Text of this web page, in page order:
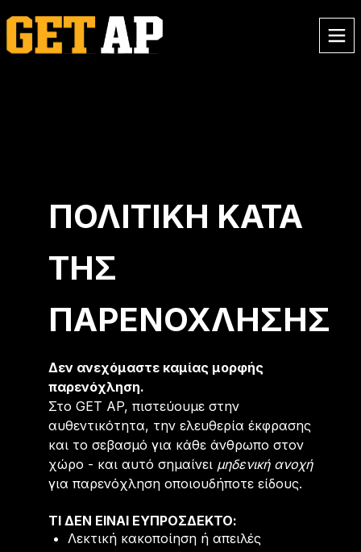
ΠΡΟΣΦΟΡΆ 3 ΜΑΘΉΜΑΤΑ ΜΌΝΟ ΓΙΑ 15€
ΠΟΛΙΤΙΚΉ ΚΑΤΆ
ΤΗΣ
ΠΑΡΕΝΌΧΛΗΣΗΣ
Δεν ανεχόμαστε καμίας μορφής
παρενόχληση.
Στο GET AP, πιστεύουμε στην
αυθεντικότητα, την ελευθερία έκφρασης
και το σεβασμό για κάθε άνθρωπο στον
χώρο - και αυτό σημαίνει μηδενική ανοχή
για παρενόχληση οποιουδήποτε είδους.
ΤΙ ΔΕΝ ΕΊΝΑΙ ΕΥΠΡΌΣΔΕΚΤΟ:
Λεκτική κακοποίηση ή απειλές